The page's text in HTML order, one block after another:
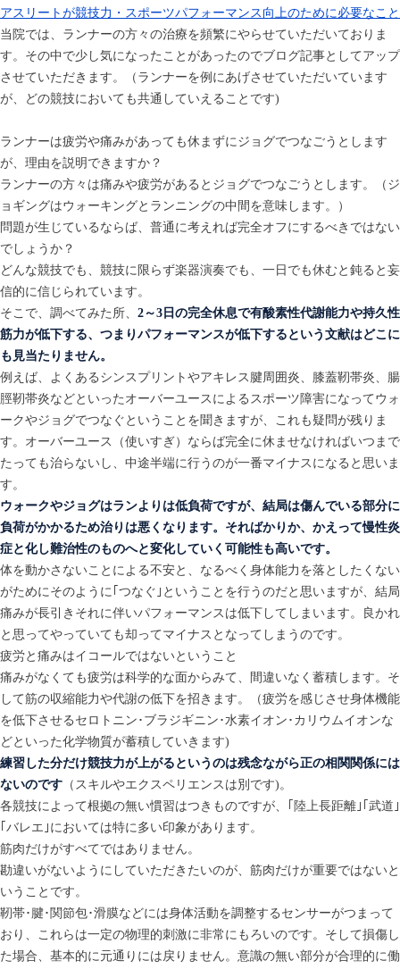
アスリートが競技力・スポーツパフォーマンス向上のために必要なこと
当院では、ランナーの方々の治療を頻繁にやらせていただいておりま
す。その中で少し気になったことがあったのでブログ記事としてアップ
させていただきます。（ランナーを例にあげさせていただいています
が、どの競技においても共通していえることです)
ランナーは疲労や痛みがあっても休まずにジョグでつなごうとします
が、理由を説明できますか？
ランナーの方々は痛みや疲労があるとジョグでつなごうとします。（ジ
ョギングはウォーキングとランニングの中間を意味します。）
問題が生じているならば、普通に考えれば完全オフにするべきではない
でしょうか？
どんな競技でも、競技に限らず楽器演奏でも、一日でも休むと鈍ると妄
信的に信じられています。
そこで、調べてみた所、 2～3日の完全休息で有酸素性代謝能力や持久性
筋力が低下する、つまりパフォーマンスが低下するという文献はどこに
も見当たりません。
例えば、よくあるシンスプリントやアキレス腱周囲炎、膝蓋靭帯炎、腸
脛靭帯炎などといったオーバーユースによるスポーツ障害になってウォ
ークやジョグでつなぐということを聞きますが、これも疑問が残りま
す。オーバーユース（使いすぎ）ならば完全に休ませなければいつまで
たっても治らないし、中途半端に行うのが一番マイナスになると思いま
す。
ウォークやジョグはランよりは低負荷ですが、結局は傷んでいる部分に
負荷がかかるため治りは悪くなります。そればかりか、かえって慢性炎
症と化し難治性のものへと変化していく可能性も高いです。
体を動かさないことによる不安と、なるべく身体能力を落としたくない
がためにそのように｢つなぐ｣ということを行うのだと思いますが、結局
痛みが長引きそれに伴いパフォーマンスは低下してしまいます。良かれ
と思ってやっていても却ってマイナスとなってしまうのです。
疲労と痛みはイコールではないということ
痛みがなくても疲労は科学的な面からみて、間違いなく蓄積します。そ
して筋の収縮能力や代謝の低下を招きます。（疲労を感じさせ身体機能
を低下させるセロトニン･ブラジギニン･水素イオン･カリウムイオンな
どといった化学物質が蓄積していきます)
練習した分だけ競技力が上がるというのは残念ながら正の相関関係には
ないのです （スキルやエクスペリエンスは別です)。
各競技によって根拠の無い慣習はつきものですが、｢陸上長距離｣｢武道｣
｢バレエ｣においては特に多い印象があります。
筋肉だけがすべてではありません。
勘違いがないようにしていただきたいのが、筋肉だけが重要ではないと
いうことです。
靭帯･腱･関節包･滑膜などには身体活動を調整するセンサーがつまって
おり、これらは一定の物理的刺激に非常にもろいのです。そして損傷し
た場合、基本的に元通りには戻りません。意識の無い部分が合理的に働